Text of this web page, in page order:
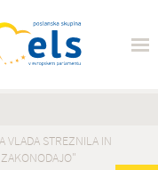
VLADA STREZNILA IN